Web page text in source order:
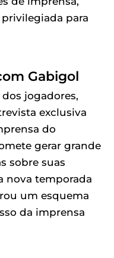
para
Gabigol
jogadores,
exclusiva
do
gerar grande
sobre suas
nova temporada
um esquema
da imprensa